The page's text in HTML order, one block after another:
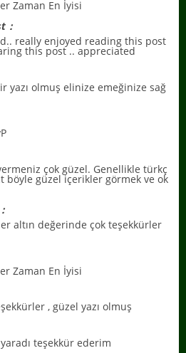
Zaman En İyisi
：
really enjoyed reading this post
this post .. appreciated
yazı olmuş elinize emeğinize sağ
çok güzel. Genellikle türkç
böyle güzel içerikler görmek ve ok
altın değerinde çok teşekkürler
Zaman En İyisi
, güzel yazı olmuş
teşekkür ederim